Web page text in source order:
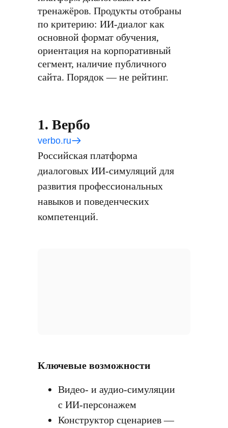
тренажёров. Продукты отобраны
по критерию: ИИ-диалог как
основной формат обучения,
ориентация на корпоративный
сегмент, наличие публичного
сайта. Порядок — не рейтинг.
1. Вербо
verbo.ru
Российская платформа
диалоговых ИИ-симуляций для
развития профессиональных
навыков и поведенческих
компетенций.
Ключевые возможности
Видео- и аудио-симуляции
с ИИ-персонажем
Конструктор сценариев —